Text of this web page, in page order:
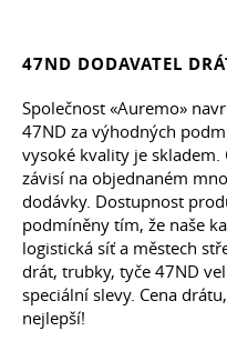
47ND DODAVATEL
Společnost «Auremo»
47ND za výhodných
vysoké kvality je skladem.
závisí na objednaném
dodávky. Dostupnost
podmíněny tím, že naše
logistická síť a městech
drát, trubky, tyče 47ND
speciální slevy. Cena
nejlepší!